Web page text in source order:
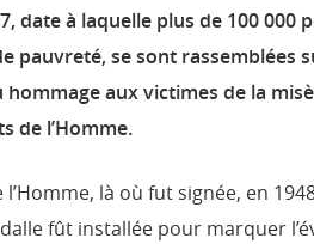
date à laquelle plus de 100 000
se sont rassemblées
aux victimes de la
de l’Homme.
là où fut signée, en
fût installée pour marquer